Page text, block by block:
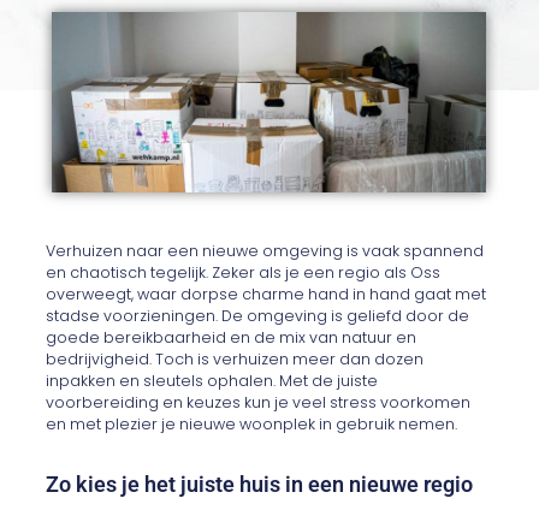
Verhuizen naar een nieuwe omgeving is vaak spannend
en chaotisch tegelijk. Zeker als je een regio als Oss
overweegt, waar dorpse charme hand in hand gaat met
stadse voorzieningen. De omgeving is geliefd door de
goede bereikbaarheid en de mix van natuur en
bedrijvigheid. Toch is verhuizen meer dan dozen
inpakken en sleutels ophalen. Met de juiste
voorbereiding en keuzes kun je veel stress voorkomen
en met plezier je nieuwe woonplek in gebruik nemen.
Zo kies je het juiste huis in een nieuwe regio